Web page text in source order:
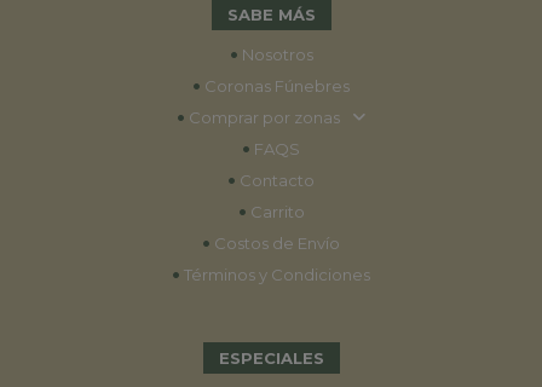
SABE MÁS
• Nosotros
• Coronas Fúnebres
• Comprar por zonas
• FAQS
• Contacto
• Carrito
• Costos de Envío
• Términos y Condiciones
ESPECIALES